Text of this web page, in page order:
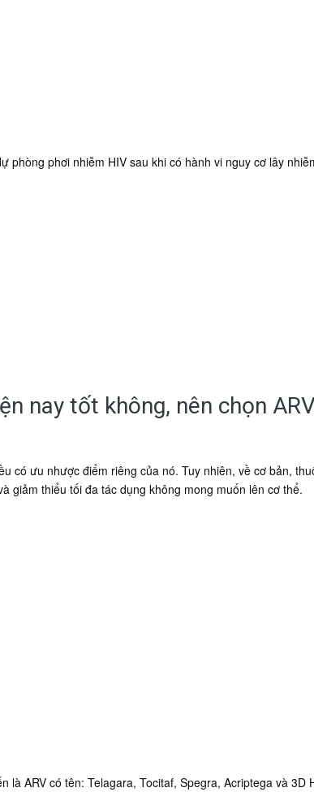
phơi nhiễm HIV sau khi có hành vi nguy cơ lây
nay tốt không, nên chọn
có ưu nhược điểm riêng của nó. Tuy nhiên, về cơ bản,
giảm thiểu tối đa tác dụng không mong muốn lên cơ thể.
ARV có tên: Telagara, Tocitaf, Spegra, Acriptega và 3D